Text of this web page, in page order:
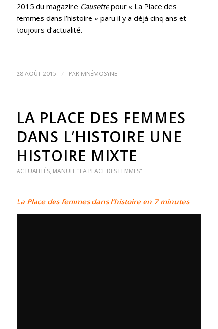
2015 du magazine Causettepour « La Place des
femmes dans l’histoire » paru il y a déjà cinq ans et
toujours d’actualité.
28 AOÛT 2015 / PAR MNÉMOSYNE
LA PLACE DES FEMMES
DANS L’HISTOIRE UNE
HISTOIRE MIXTE
ACTUALITÉS, MANUEL "LA PLACE DES FEMMES"
La Place des femmes dans l’histoire en 7 minutes